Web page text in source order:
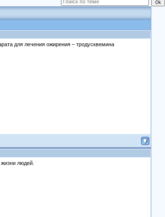
для лечения ожирения – тродусквемина
людей.